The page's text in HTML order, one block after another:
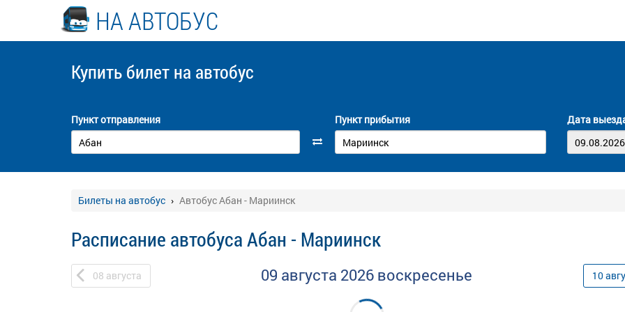
НА АВТОБУС
Купить билет на автобус
Пункт отправления Пункт прибытия Дата
Билеты на автобус Автобус Абан - Мариинск
Расписание автобуса Абан - Мариинск
08 августа 09 августа 2026 воскресенье 10